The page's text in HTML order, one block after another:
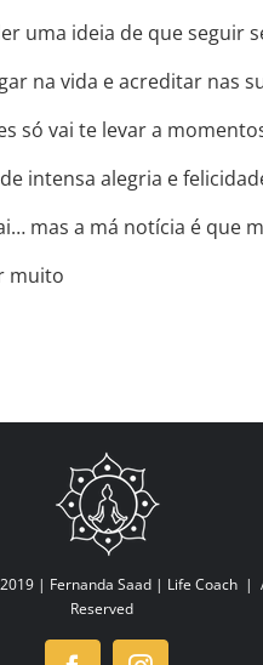
uma ideia de que seguir
na vida e acreditar nas
só vai te levar a
intensa alegria e
mas a má notícia é que
muito
| Fernanda Saad | Life Coach|
Reserved